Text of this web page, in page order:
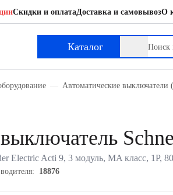
Скидки и оплатаДоставка и самовывозО
Каталог
Автоматические выключатели
Electric Acti 9, 3 модуль, MA класс, 1P,
18876